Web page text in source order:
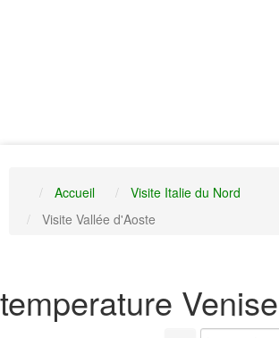
Accueil
Visite Italie du Nord
Visite Vallée d'Aoste
temperature